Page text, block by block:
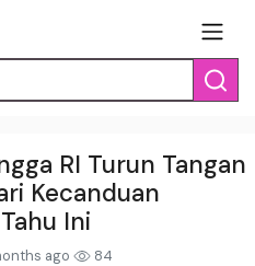
RI Turun Tangan
Kecanduan
Ini
ago 84